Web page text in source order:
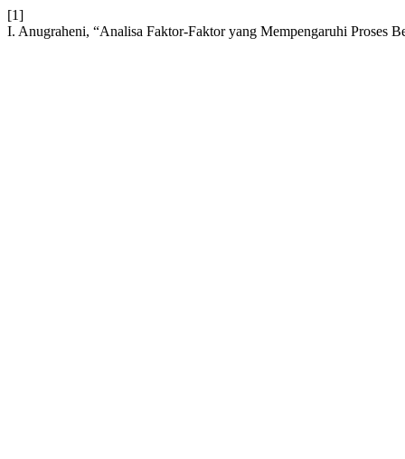
[1]
I. Anugraheni, “Analisa Faktor-Faktor yang Mempengaruhi Proses